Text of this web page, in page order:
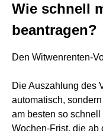
Wie schnell
beantragen?
Den Witwenrenten-
Die Auszahlung des
automatisch,
am besten so
Wochen-Frist, die ab